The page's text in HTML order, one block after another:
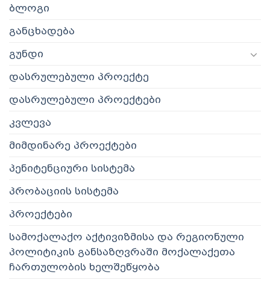
ბლოგი
განცხადება
გუნდი
დასრულებული პროექტე
დასრულებული პროექტები
კვლევა
მიმდინარე პროექტები
პენიტენციური სისტემა
პრობაციის სისტემა
პროექტები
სამოქალაქო აქტივიზმისა და რეგიონული
პოლიტიკის განსაზღვრაში მოქალაქეთა
ჩართულობის ხელშეწყობა